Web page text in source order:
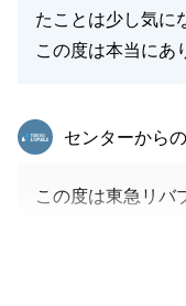
たことは少し気に
この度は本当にあ
東急リバブル
センターから
この度は東急リバ
ただき心より感謝